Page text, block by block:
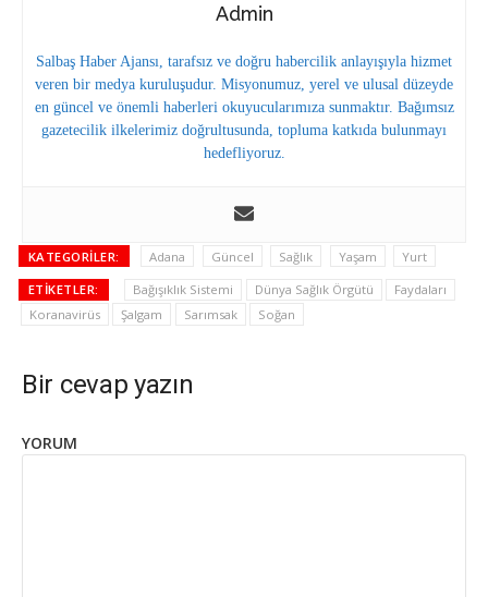
Admin
Salbaş Haber Ajansı, tarafsız ve doğru habercilik anlayışıyla hizmet
veren bir medya kuruluşudur. Misyonumuz, yerel ve ulusal düzeyde
en güncel ve önemli haberleri okuyucularımıza sunmaktır. Bağımsız
gazetecilik ilkelerimiz doğrultusunda, topluma katkıda bulunmayı
hedefliyoruz.
KATEGORILER: Adana Güncel Sağlık Yaşam Yurt
ETIKETLER: Bağışıklık Sistemi Dünya Sağlık Örgütü
Faydaları
Koranavirüs
Şalgam Sarımsak Soğan
Bir cevap yazın
YORUM